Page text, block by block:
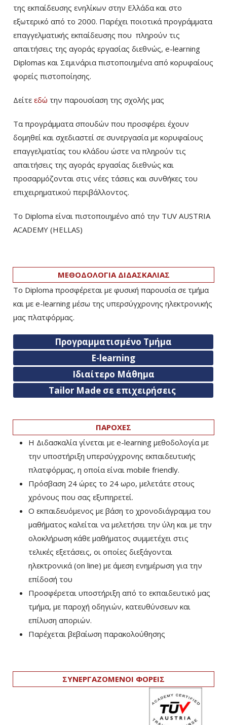
της εκπαίδευσης ενηλίκων στην Ελλάδα και στο
εξωτερικό από το 2000. Παρέχει ποιοτικά προγράμματα
επαγγελματικής εκπαίδευσης που πληρούν τις
απαιτήσεις της αγοράς εργασίας διεθνώς, e-learning
Diplomas και Σεμινάρια πιστοποιημένα από κορυφαίους
φορείς πιστοποίησης.
Δείτε εδώ την παρουσίαση της σχολής μας
Τα προγράμματα σπουδών που προσφέρει έχουν
δομηθεί και σχεδιαστεί σε συνεργασία με κορυφαίους
επαγγελματίας του κλάδου ώστε να πληρούν τις
απαιτήσεις της αγοράς εργασίας διεθνώς και
προσαρμόζονται στις νέες τάσεις και συνθήκες του
επιχειρηματικού περιβάλλοντος.
Το Diploma είναι πιστοποιημένο από την TUV AUSTRIA
ACADEMY (HELLAS)­
ΜΕΘΟΔΟΛΟΓΙΑ ΔΙΔΑΣΚΑΛΙΑΣ
Το Diploma προσφέρεται με φυσική παρουσία σε τμήμα
και με e-learning μέσω της υπερσύγχρονης ηλεκτρονικής
μας πλατφόρμας.
Προγραμματισμένο Τμήμα
E-learning
Ιδιαίτερο Μάθημα
Tailor Made σε επιχειρήσεις
ΠΑΡΟΧΕΣ
Η Διδασκαλία γίνεται με e-learning μεθοδολογία με
την υποστήριξη υπερσύγχρονης εκπαιδευτικής
πλατφόρμας, η οποία είναι mobile friendly.
Πρόσβαση 24 ώρες το 24 ωρο, μελετάτε στους
χρόνους που σας εξυπηρετεί.
Ο εκπαιδευόμενος με βάση το χρονοδιάγραμμα του
μαθήματος καλείται να μελετήσει την ύλη και με την
ολοκλήρωση κάθε μαθήματος συμμετέχει στις
τελικές εξετάσεις, οι οποίες διεξάγονται
ηλεκτρονικά (on line) με άμεση ενημέρωση για την
επίδοσή του
Προσφέρεται υποστήριξη από το εκπαιδευτικό μας
τμήμα, με παροχή οδηγιών, κατευθύνσεων και
επίλυση αποριών.
Παρέχεται βεβαίωση παρακολούθησης
ΣΥΝΕΡΓΑΖΟΜΕΝΟΙ ΦΟΡΕΙΣ